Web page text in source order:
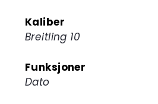
Kaliber
Breitling 10
Funksjoner
Dato